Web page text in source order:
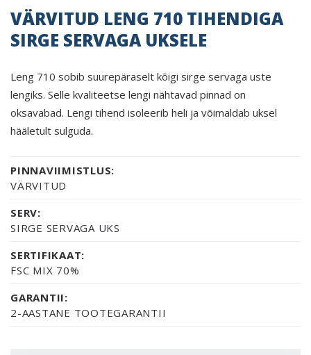
VÄRVITUD LENG 710 TIHENDIGA
SIRGE SERVAGA UKSELE
Leng 710 sobib suurepäraselt kõigi sirge servaga uste
lengiks. Selle kvaliteetse lengi nähtavad pinnad on
oksavabad. Lengi tihend isoleerib heli ja võimaldab uksel
hääletult sulguda.
PINNAVIIMISTLUS:
VÄRVITUD
SERV:
SIRGE SERVAGA UKS
SERTIFIKAAT:
FSC MIX 70%
GARANTII:
2-AASTANE TOOTEGARANTII